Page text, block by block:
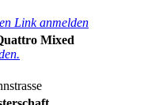
Link anmelden
Mixed